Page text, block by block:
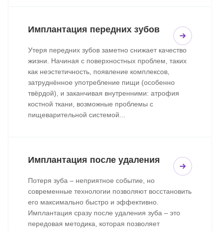
Имплантация передних зубов
Утеря передних зубов заметно снижает качество
жизни. Начиная с поверхностных проблем, таких
как неэстетичность, появление комплексов,
затруднённое употребление пищи (особенно
твёрдой), и заканчивая внутренними: атрофия
костной ткани, возможные проблемы с
пищеварительной системой...
Имплантация после удаления
Потеря зуба – неприятное событие, но
современные технологии позволяют восстановить
его максимально быстро и эффективно.
Имплантация сразу после удаления зуба – это
передовая методика, которая позволяет